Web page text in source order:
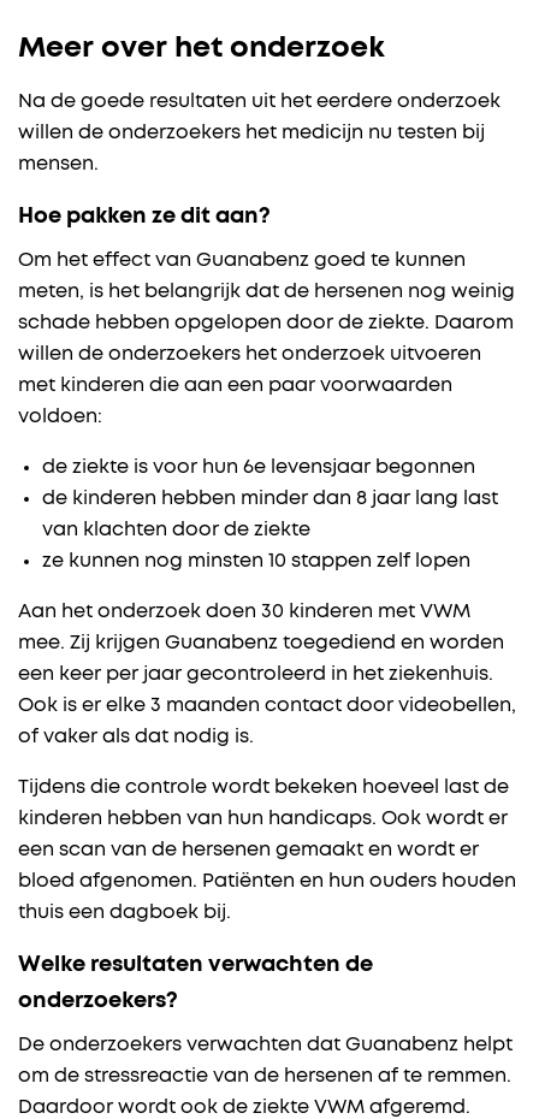
Meer over het onderzoek
Na de goede resultaten uit het eerdere onderzoek
willen de onderzoekers het medicijn nu testen bij
mensen.
Hoe pakken ze dit aan?
Om het effect van Guanabenz goed te kunnen
meten, is het belangrijk dat de hersenen nog weinig
schade hebben opgelopen door de ziekte. Daarom
willen de onderzoekers het onderzoek uitvoeren
met kinderen die aan een paar voorwaarden
voldoen:
de ziekte is voor hun 6e levensjaar begonnen
de kinderen hebben minder dan 8 jaar lang last
van klachten door de ziekte
ze kunnen nog minsten 10 stappen zelf lopen
Aan het onderzoek doen 30 kinderen met VWM
mee. Zij krijgen Guanabenz toegediend en worden
een keer per jaar gecontroleerd in het ziekenhuis.
Ook is er elke 3 maanden contact door videobellen,
of vaker als dat nodig is.
Tijdens die controle wordt bekeken hoeveel last de
kinderen hebben van hun handicaps. Ook wordt er
een scan van de hersenen gemaakt en wordt er
bloed afgenomen. Patiënten en hun ouders houden
thuis een dagboek bij.
Welke resultaten verwachten de
onderzoekers?
De onderzoekers verwachten dat Guanabenz helpt
om de stressreactie van de hersenen af te remmen.
Daardoor wordt ook de ziekte VWM afgeremd.